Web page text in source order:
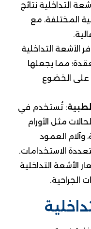
التداخلية نتائج
المختلفة، مع
الأشعة التداخلية
مما يجعلها
على الخضوع
: تُستخدم في
مثل الأورام
وآلام العمود
الاستخدامات.
الأشعة التداخلية
الجراحية.